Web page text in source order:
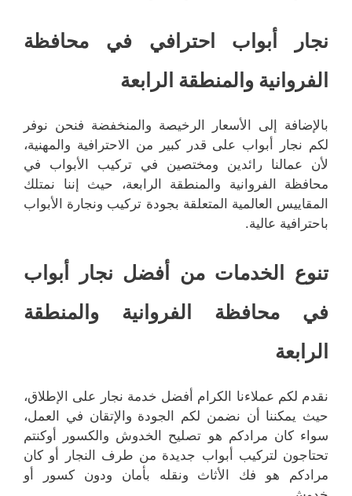
نجار أبواب احترافي في محافظة
الفروانية والمنطقة الرابعة
بالإضافة إلى الأسعار الرخيصة والمنخفضة فنحن نوفر
لكم نجار أبواب على قدر كبير من الاحترافية والمهنية،
لأن عمالنا رائدين ومختصين في تركيب الأبواب في
محافظة الفروانية والمنطقة الرابعة، حيث إننا نمتلك
المقاييس العالمية المتعلقة بجودة تركيب ونجارة الأبواب
باحترافية عالية.
تنوع الخدمات من أفضل نجار أبواب
في محافظة الفروانية والمنطقة
الرابعة
نقدم لكم عملاءنا الكرام أفضل خدمة نجار على الإطلاق،
حيث يمكننا أن نضمن لكم الجودة والإتقان في العمل،
سواء كان مرادكم هو تصليح الخدوش والكسور أوكنتم
تحتاجون لتركيب أبواب جديدة من طرف النجار أو كان
مرادكم هو فك الأثاث ونقله بأمان ودون كسور أو